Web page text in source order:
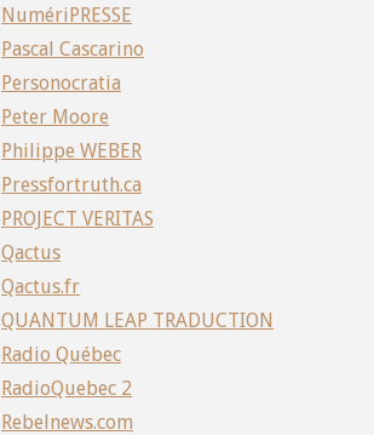
NumériPRESSE
Pascal Cascarino
Personocratia
Peter Moore
Philippe WEBER
Pressfortruth.ca
PROJECT VERITAS
Qactus
Qactus.fr
QUANTUM LEAP TRADUCTION
Radio Québec
RadioQuebec 2
Rebelnews.com